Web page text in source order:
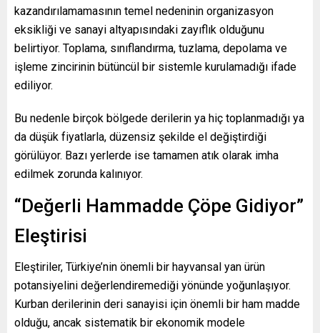
kazandırılamamasının temel nedeninin organizasyon
eksikliği ve sanayi altyapısındaki zayıflık olduğunu
belirtiyor. Toplama, sınıflandırma, tuzlama, depolama ve
işleme zincirinin bütüncül bir sistemle kurulamadığı ifade
ediliyor.
Bu nedenle birçok bölgede derilerin ya hiç toplanmadığı ya
da düşük fiyatlarla, düzensiz şekilde el değiştirdiği
görülüyor. Bazı yerlerde ise tamamen atık olarak imha
edilmek zorunda kalınıyor.
“Değerli Hammadde Çöpe Gidiyor”
Eleştirisi
Eleştiriler, Türkiye’nin önemli bir hayvansal yan ürün
potansiyelini değerlendiremediği yönünde yoğunlaşıyor.
Kurban derilerinin deri sanayisi için önemli bir ham madde
olduğu, ancak sistematik bir ekonomik modele